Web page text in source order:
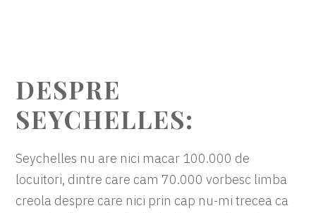
DESPRE
SEYCHELLES:
Seychelles nu are nici macar 100.000 de
locuitori, dintre care cam 70.000 vorbesc limba
creola despre care nici prin cap nu-mi trecea ca